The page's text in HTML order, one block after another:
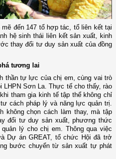
đến 147 tổ hợp tác, tổ liên kết tại
hệ sinh thái liên kết sản xuất, kinh
thay đổi tư duy sản xuất của đồng
tương lai
thần tự lực của chị em, cùng vai trò
Sơn La. Thực tế cho thấy, rào
tham gia kinh tế tập thể không chỉ
cách pháp lý và năng lực quản trị.
không chọn cách làm thay, mà tập
đổi tư duy sản xuất, phương thức
lý cho chị em. Thông qua việc
Dự án GREAT, tổ chức Hội đã trở
bước chuyển từ sản xuất tự phát